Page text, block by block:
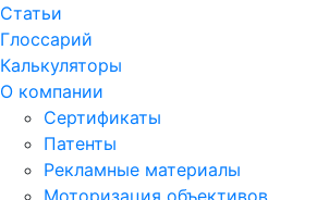
Статьи
Глоссарий
Калькуляторы
О компании
Сертификаты
Патенты
Рекламные материалы
Моторизация объективов